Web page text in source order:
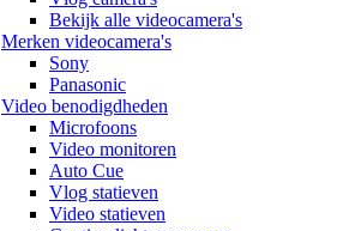
Bekijk alle videocamera's
Merken videocamera's
Sony
Panasonic
Video benodigdheden
Microfoons
Video monitoren
Auto Cue
Vlog statieven
Video statieven